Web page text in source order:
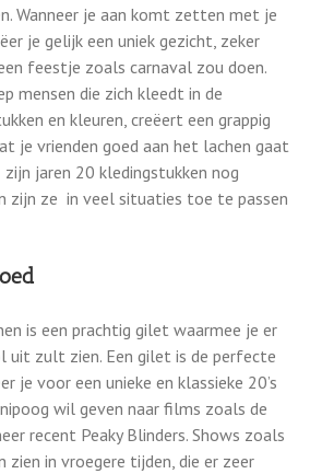
Wanneer je aan komt zetten met je
je gelijk een uniek gezicht, zeker
feestje zoals carnaval zou doen.
mensen die zich kleedt in de
en kleuren, creëert een grappig
je vrienden goed aan het lachen gaat
jaren 20 kledingstukken nog
zijn ze in veel situaties toe te passen
is een prachtig gilet waarmee je er
zult zien. Een gilet is de perfecte
je voor een unieke en klassieke 20’s
wil geven naar films zoals de
recent Peaky Blinders. Shows zoals
zien in vroegere tijden, die er zeer